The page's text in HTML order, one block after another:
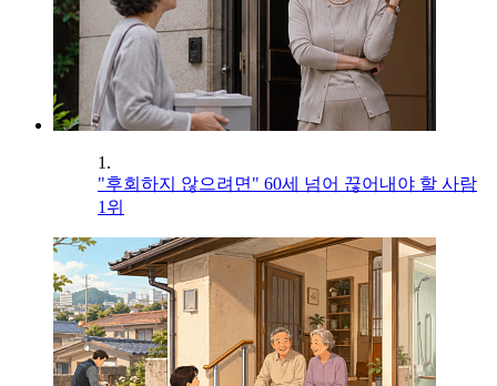
1.
"후회하지 않으려면" 60세 넘어 끊어내야 할 사람
1위